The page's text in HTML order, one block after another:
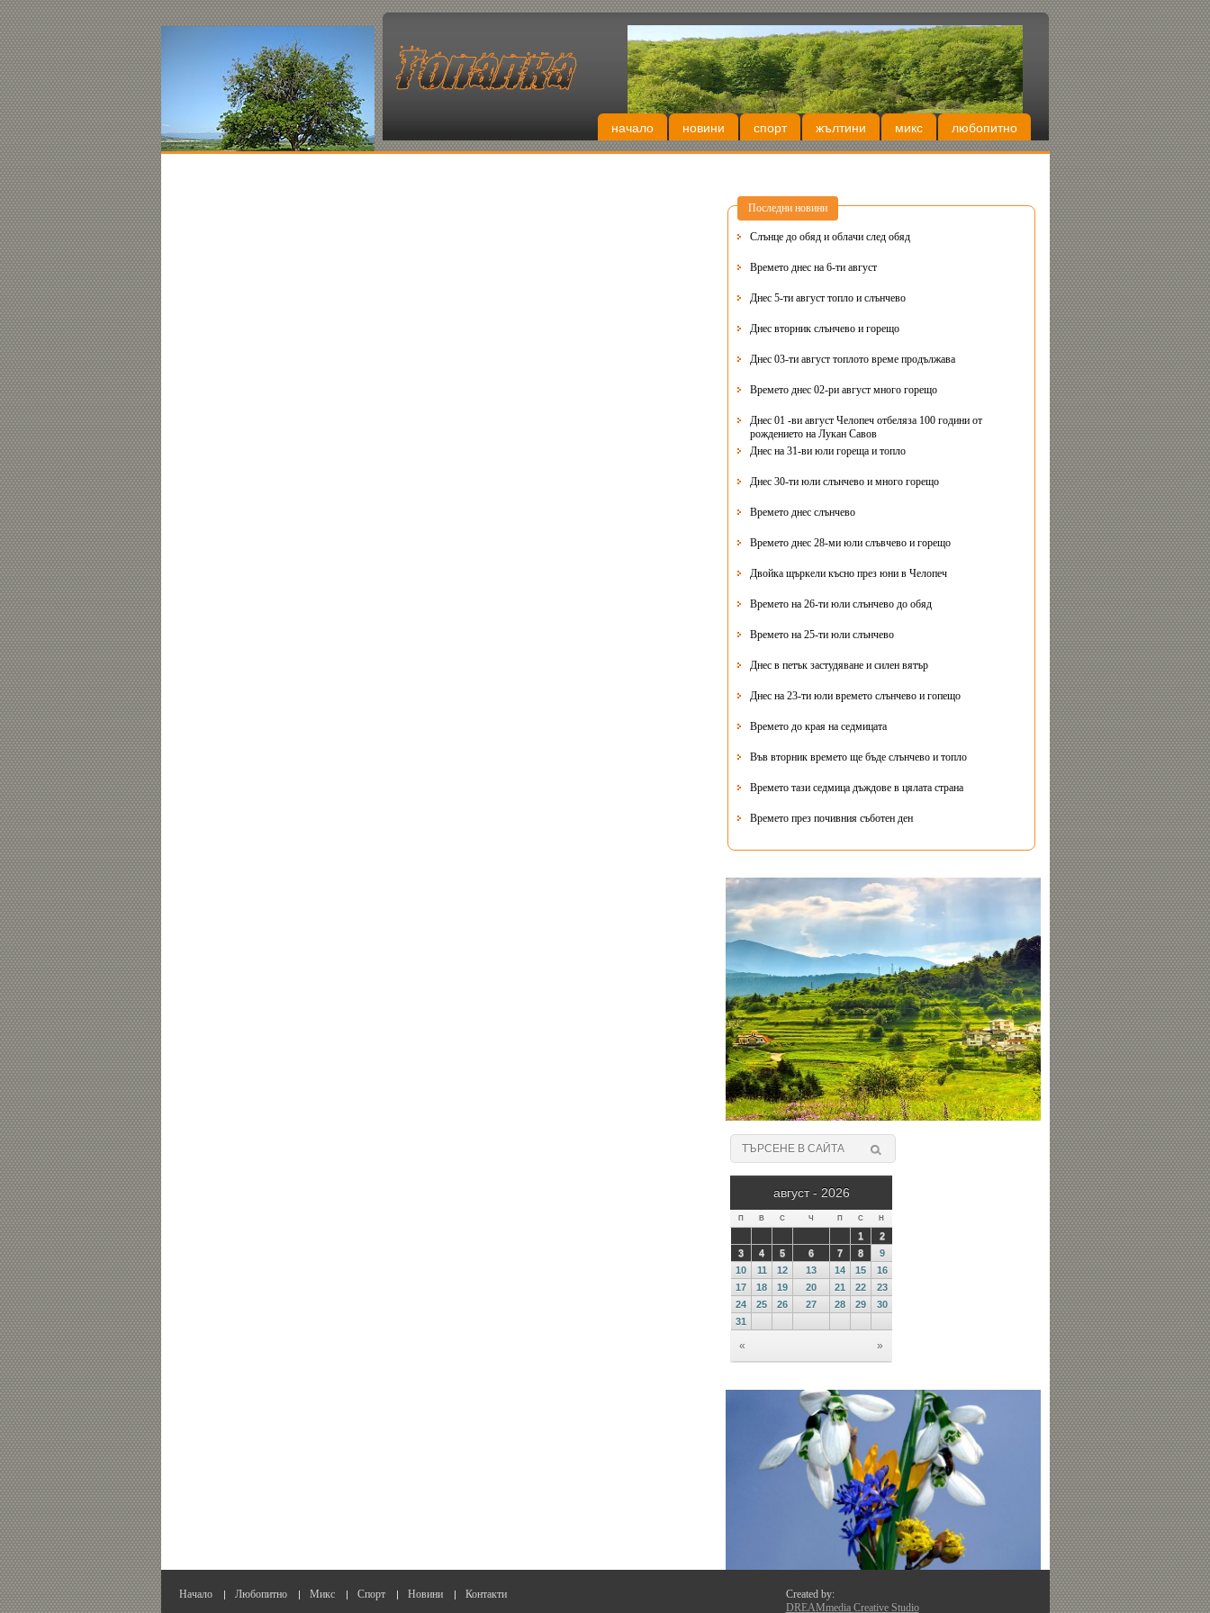
начало новини спорт жълтини микс любопитно
Последни новини
Слънце до обяд и облачи след обяд
Времето днес на 6-ти август
Днес 5-ти август топло и слънчево
Днес вторник слънчево и горещо
Днес 03-ти август топлото време продължава
Времето днес 02-ри август много горещо
Днес 01 -ви август Челопеч отбеляза 100 години от
рождението на Лукан Савов
Днес на 31-ви юли гореща и топло
Днес 30-ти юли слънчево и много горещо
Времето днес слънчево
Времето днес 28-ми юли слъвчево и горещо
Двойка щъркели късно през юни в Челопеч
Времето на 26-ти юли слънчево до обяд
Времето на 25-ти юли слънчево
Днес в петък застудяване и силен вятър
Днес на 23-ти юли времето слънчево и гопещо
Времето до края на седмицата
Във вторник времето ще бъде слънчево и топло
Времето тази седмица дъждове в цялата страна
Времето през почивния съботен ден
Начало Любопитно Микс Спорт Новини Контакти
Created by:
DREAMmedia Creative Studio